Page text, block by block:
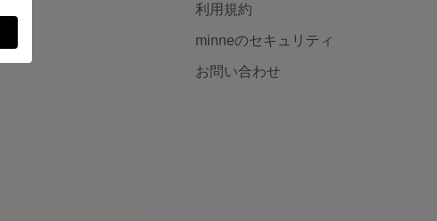
利用規約
minneのセキュリティ
お問い合わせ